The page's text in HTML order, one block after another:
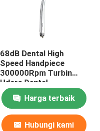
68dB Dental High
Speed Handpiece
300000Rpm Turbin
Udara Dental
Handpiece
Harga terbaik
Hubungi kami